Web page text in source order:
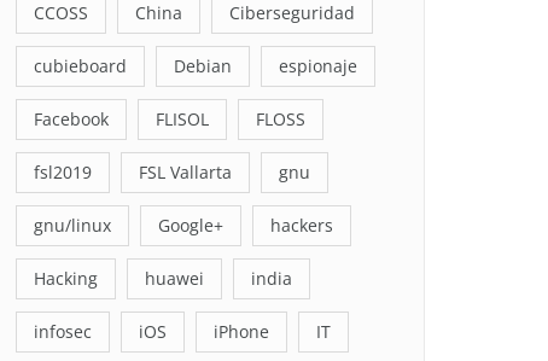
CCOSS China Ciberseguridad
cubieboard Debian espionaje
Facebook FLISOL FLOSS
fsl2019 FSL Vallarta gnu
gnu/linux Google+ hackers
Hacking huawei india
infosec iOS iPhone IT